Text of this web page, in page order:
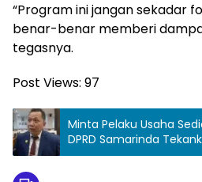
“Program ini jangan sekadar
benar-benar memberi
tegasnya.
Post Views: 97
Minta Pelaku Usaha
DPRD Samarinda
Andalkan Badan Jalan